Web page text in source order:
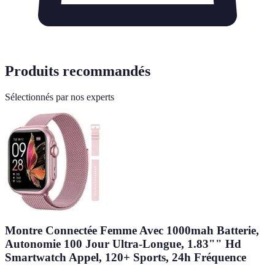
Produits recommandés
Sélectionnés par nos experts
Montre Connectée Femme Avec 1000mah Batterie,
Autonomie 100 Jour Ultra-Longue, 1.83"" Hd
Smartwatch Appel, 120+ Sports, 24h Fréquence